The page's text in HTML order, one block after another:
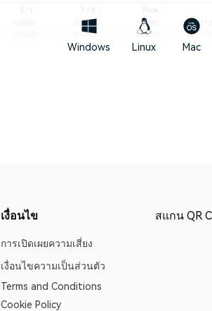
Windows Linux Mac
เงื่อนไข
การเปิดเผยความเสี่ยง
เงื่อนไขความเป็นส่วนตัว
Terms and Conditions
Cookie Policy
สแกน QR